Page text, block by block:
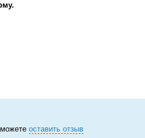
оставить отзыв